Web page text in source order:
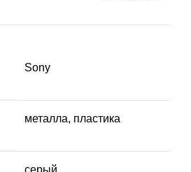
Sony
металла, пластика